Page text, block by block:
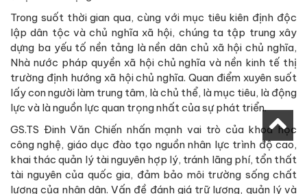
Trong suốt thời gian qua, cùng với mục tiêu kiên định độc
lập dân tộc và chủ nghĩa xã hội, chúng ta tập trung xây
dựng ba yếu tố nền tảng là nền dân chủ xã hội chủ nghĩa,
Nhà nước pháp quyền xã hội chủ nghĩa và nền kinh tế thị
trường định hướng xã hội chủ nghĩa. Quan điểm xuyên suốt
lấy con người làm trung tâm, là chủ thể, là mục tiêu, là động
lực và là nguồn lực quan trọng nhất của sự phát triển.
GS.TS Đinh Văn Chiến nhấn mạnh vai trò của khoa học
công nghệ, giáo dục đào tạo nguồn nhân lực trình độ cao,
khai thác quản lý tài nguyên hợp lý, tránh lãng phí, tổn thất
tài nguyên của quốc gia, đảm bảo môi trường sống chất
lượng của nhân dân. Vấn đề đánh giá trữ lượng, quản lý và